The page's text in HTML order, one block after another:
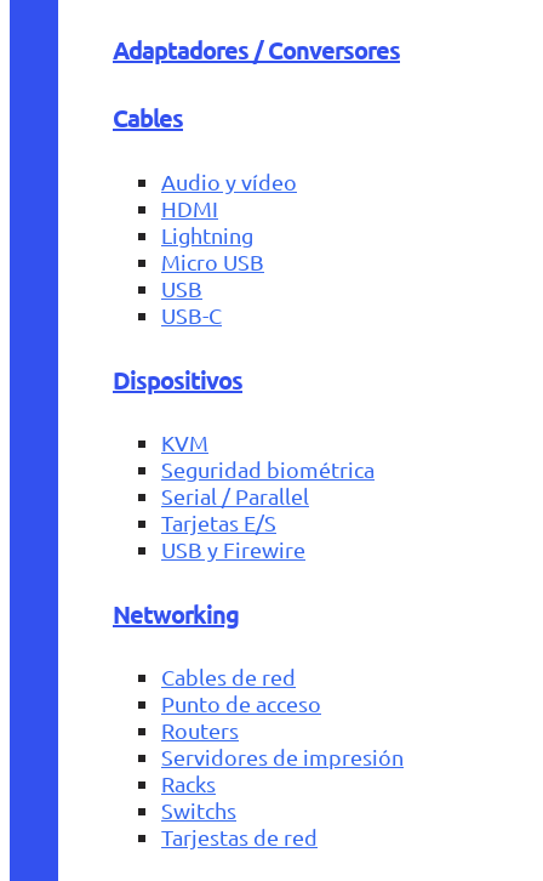
Adaptadores / Conversores
Cables
Audio y vídeo
HDMI
Lightning
Micro USB
USB
USB-C
Dispositivos
KVM
Seguridad biométrica
Serial / Parallel
Tarjetas E/S
USB y Firewire
Networking
Cables de red
Punto de acceso
Routers
Servidores de impresión
Racks
Switchs
Tarjestas de red